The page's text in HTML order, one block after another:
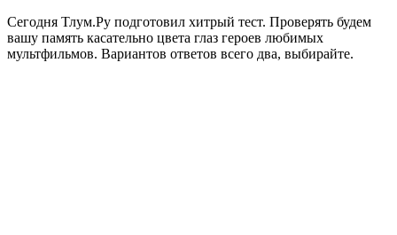
Сегодня Тлум.Ру подготовил хитрый тест. Проверять будем
вашу память касательно цвета глаз героев любимых
мультфильмов. Вариантов ответов всего два, выбирайте.